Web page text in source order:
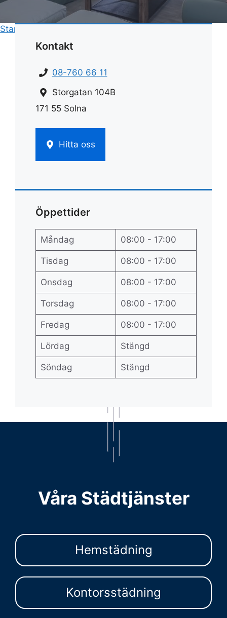
Start
Kontakt
08-760 66 11
Storgatan 104B
171 55 Solna
Hitta oss
Öppettider
Måndag 08:00 - 17:00
Tisdag 08:00 - 17:00
Onsdag 08:00 - 17:00
Torsdag 08:00 - 17:00
Fredag 08:00 - 17:00
Lördag Stängd
Söndag Stängd
Våra Städtjänster
Hemstädning
Kontorsstädning